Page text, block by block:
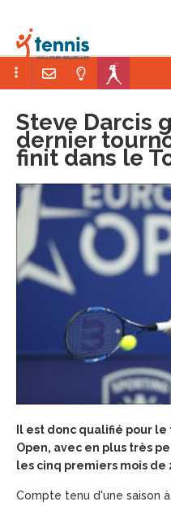
Steve Darcis
dernier
finit dans le
Il est donc qualifié pour
Open, avec en plus très
les cinq premiers mois de
Compte tenu d'une saison